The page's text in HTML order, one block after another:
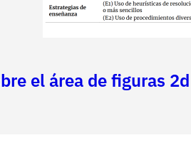
el área de figuras 2d